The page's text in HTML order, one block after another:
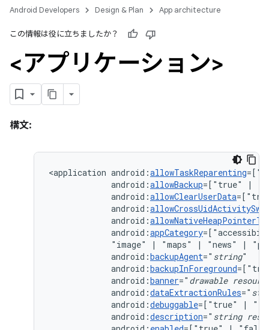
Android Developers Design & Plan App architecture
この情報は役に立ちましたか？
<アプリケーション>
構文:
<application android:allowTaskReparenting
android:allowBackup=["true"
|
android:allowClearUserData
android:
android:
android:appCategory
"image"
| "maps" | "news" |
android:backupAgent=" string
android:backupInForeground
android:banner=" drawable
android:dataExtractionRules="
android:debuggable=["true"
|
android:description=" string